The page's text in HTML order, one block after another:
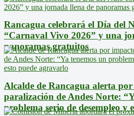
Rancagua celebrará el Día del
“Carnaval Vivo 2026” y una
panoramas gratuitos
Alcalde de Rancagua alerta
paralización de Andes Norte:
problema serio de desempleo y